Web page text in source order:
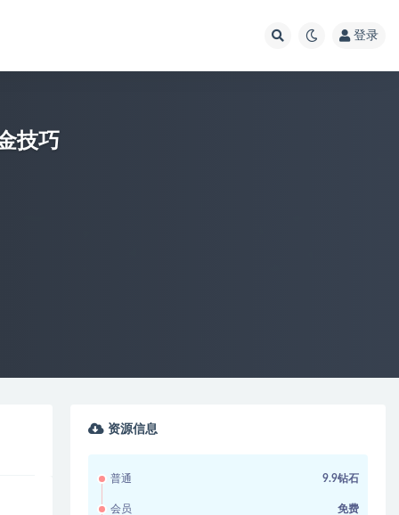
登录
技巧
资源信息
普通 9.9钻石
会员 免费